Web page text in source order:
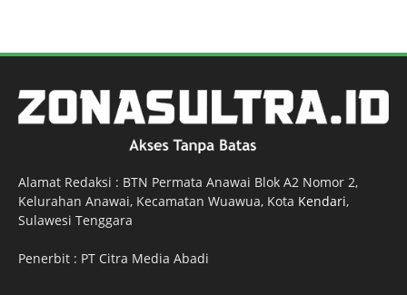
Alamat Redaksi : BTN Permata Anawai Blok A2 Nomor 2,
Kelurahan Anawai, Kecamatan Wuawua, Kota Kendari,
Sulawesi Tenggara
Penerbit : PT Citra Media Abadi